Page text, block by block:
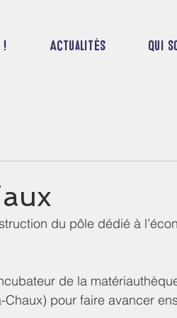
! Actualités Qui
du pôle dédié à
de la
Chaux) pour faire avancer